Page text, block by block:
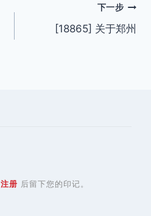
下一步
[18865] 关于郑州
注册 后留下您的印记。